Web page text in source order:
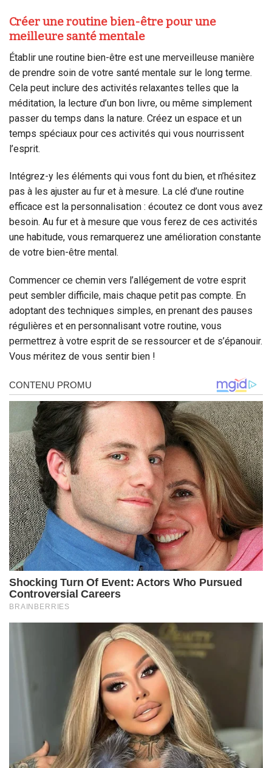
Créer une routine bien-être pour une
meilleure santé mentale
Établir une routine bien-être est une merveilleuse manière
de prendre soin de votre santé mentale sur le long terme.
Cela peut inclure des activités relaxantes telles que la
méditation, la lecture d’un bon livre, ou même simplement
passer du temps dans la nature. Créez un espace et un
temps spéciaux pour ces activités qui vous nourrissent
l’esprit.
Intégrez-y les éléments qui vous font du bien, et n’hésitez
pas à les ajuster au fur et à mesure. La clé d’une routine
efficace est la personnalisation : écoutez ce dont vous avez
besoin. Au fur et à mesure que vous ferez de ces activités
une habitude, vous remarquerez une amélioration constante
de votre bien-être mental.
Commencer ce chemin vers l’allégement de votre esprit
peut sembler difficile, mais chaque petit pas compte. En
adoptant des techniques simples, en prenant des pauses
régulières et en personnalisant votre routine, vous
permettrez à votre esprit de se ressourcer et de s’épanouir.
Vous méritez de vous sentir bien !